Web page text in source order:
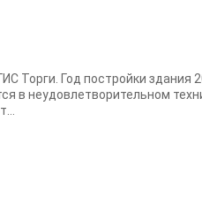
Торги. Год постройки
в неудовлетворительном